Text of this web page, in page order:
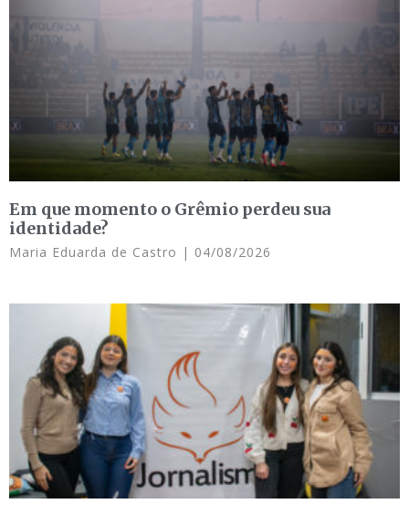
Em que momento o Grêmio perdeu sua
identidade?
Maria Eduarda de Castro 04/08/2026